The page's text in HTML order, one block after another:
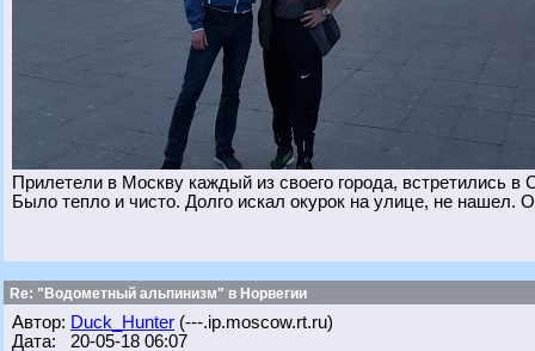
Прилетели в Москву каждый из своего города, встретились
Было тепло и чисто. Долго искал окурок на улице, не нашел.
Re: "Водометный альпинизм" в Норвегии
Автор: Duck_Hunter (---.ip.moscow.rt.ru)
Дата: 20-05-18 06:07